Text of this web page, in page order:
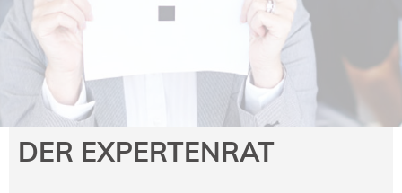
NORDIC TechKomm Kopenhagen
23.-24. September 2026
tekom-Jahrestagung 2026
10.-12. November, 2026 in Stuttgart
Mitglied werden
Expertenrat
DER EXPERTENRAT